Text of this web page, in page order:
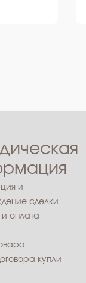
и
сделки
оплата
купли-